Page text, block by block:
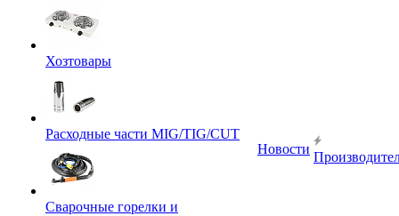
Хозтовары
Расходные части MIG/TIG/CUT
Сварочные горелки и
Новости